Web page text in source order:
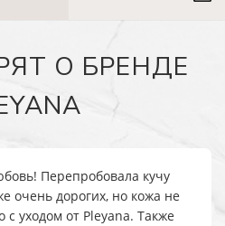
О БРЕНДЕ
Перепробовала кучу
очень дорогих, но кожа не
с уходом от Pleyana. Также